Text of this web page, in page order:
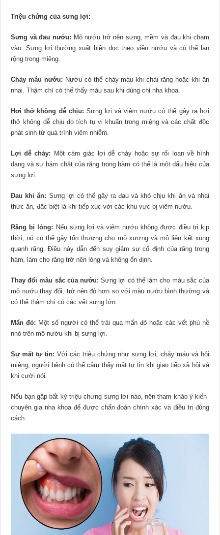
Triệu chứng của sưng lợi:
Sưng và đau nướu: Mô nướu trở nên sưng, mềm và đau khi chạm
vào. Sưng lợi thường xuất hiện dọc theo viền nướu và có thể lan
rộng trong miệng.
Chảy máu nướu: Nướu có thể chảy máu khi chải răng hoặc khi ăn
nhai. Thậm chí có thể thấy máu sau khi dùng chỉ nha khoa.
Hơi thở không dễ chịu: Sưng lợi và viêm nướu có thể gây ra hơi
thở không dễ chịu do tích tụ vi khuẩn trong miệng và các chất độc
phát sinh từ quá trình viêm nhiễm.
Lợi dễ chảy: Một cảm giác lợi dễ chảy hoặc sự rối loạn về hình
dạng và sự bám chặt của răng trong hàm có thể là một dấu hiệu của
sưng lợi.
Đau khi ăn: Sưng lợi có thể gây ra đau và khó chịu khi ăn và nhai
thức ăn, đặc biệt là khi tiếp xúc với các khu vực bị viêm nướu.
Răng bị lỏng: Nếu sưng lợi và viêm nướu không được điều trị kịp
thời, nó có thể gây tổn thương cho mô xương và mô liên kết xung
quanh răng. Điều này dẫn đến suy giảm sự cố định của răng trong
hàm, làm cho răng trở nên lỏng và không ổn định.
Thay đổi màu sắc của nướu: Sưng lợi có thể làm cho màu sắc của
mô nướu thay đổi, trở nên đỏ hơn so với màu nướu bình thường và
có thể thậm chí có các vết sưng lớn.
Mẩn đỏ: Một số người có thể trải qua mẩn đỏ hoặc các vết phù nề
nhỏ trên mô nướu khi bị sưng lợi.
Sự mất tự tin: Với các triệu chứng như sưng lợi, chảy máu và hôi
miệng, người bệnh có thể cảm thấy mất tự tin khi giao tiếp xã hội và
khi cười nói.
Nếu bạn gặp bất kỳ triệu chứng sưng lợi nào, nên tham khảo ý kiến ​​
chuyên gia nha khoa để được chẩn đoán chính xác và điều trị đúng
cách.